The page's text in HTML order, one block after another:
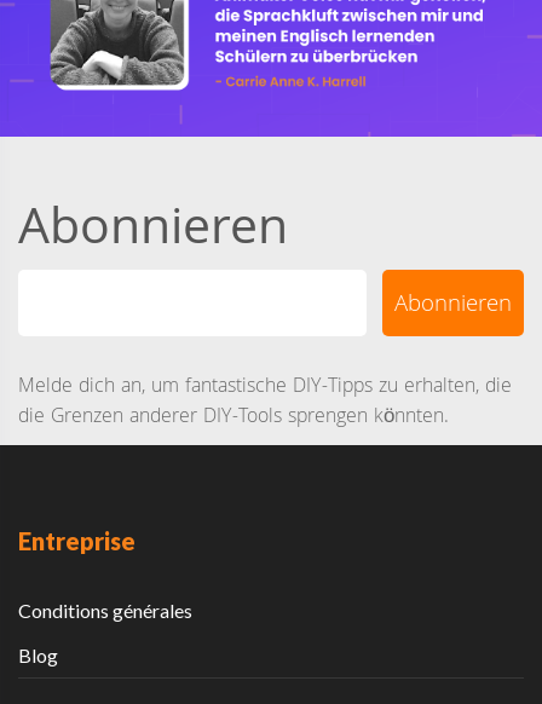
Abonnieren
Melde dich an, um fantastische DIY-Tipps zu erhalten, die
die Grenzen anderer DIY-Tools sprengen könnten.
Entreprise
Conditions générales
Blog